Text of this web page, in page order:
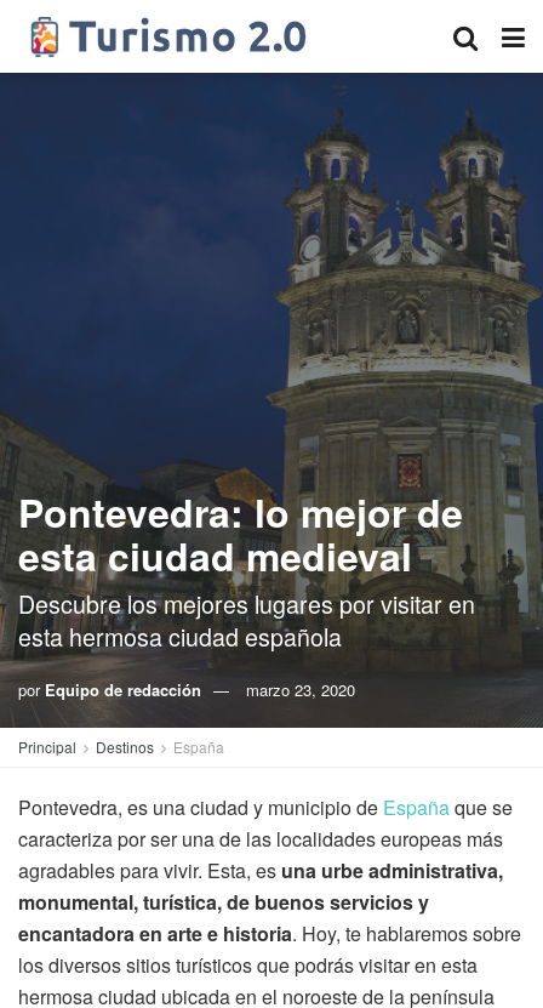
Pontevedra: lo mejor de
esta ciudad medieval
Descubre los mejores lugares por visitar en
esta hermosa ciudad española
por Equipo de redacción marzo 23, 2020
Principal Destinos España
Pontevedra, es una ciudad y municipio de Españaque se
caracteriza por ser una de las localidades europeas más
agradables para vivir. Esta, es una urbe administrativa,
monumental, turística, de buenos servicios y
encantadora en arte e historia. Hoy, te hablaremos sobre
los diversos sitios turísticos que podrás visitar en esta
hermosa ciudad ubicada en el noroeste de la península